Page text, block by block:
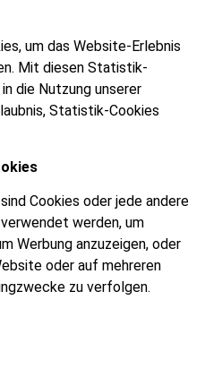
um das Website-Erlebnis
Mit diesen Statistik-
die Nutzung unserer
Statistik-Cookies
Cookies oder jede andere
werden, um
Werbung anzuzeigen, oder
oder auf mehreren
zu verfolgen.